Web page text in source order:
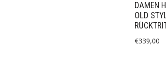
DAMEN
OLD
€339,00